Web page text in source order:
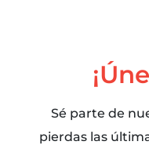
Sé parte de
pierdas las